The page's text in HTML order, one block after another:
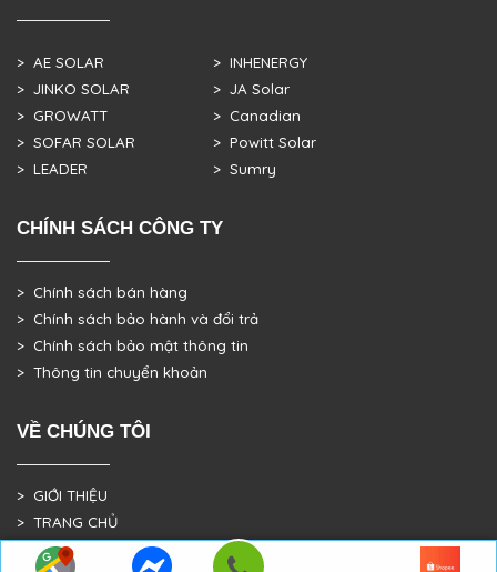
> AE SOLAR
> JINKO SOLAR
> GROWATT
> SOFAR SOLAR
> LEADER
> INHENERGY
> JA Solar
> Canadian
> Powitt Solar
> Sumry
CHÍNH SÁCH CÔNG TY
> Chính sách bán hàng
> Chính sách bảo hành và đổi trả
> Chính sách bảo mật thông tin
> Thông tin chuyển khoản
VỀ CHÚNG TÔI
> GIỚI THIỆU
> TRANG CHỦ
> DỰ ÁN THỰC TẾ